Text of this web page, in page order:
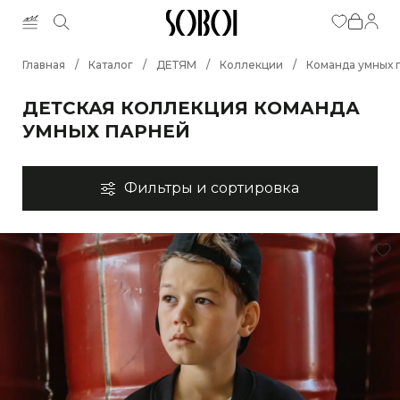
Главная / Каталог / ДЕТЯМ / Коллекции / Команда умных
ДЕТСКАЯ КОЛЛЕКЦИЯ КОМАНДА
УМНЫХ ПАРНЕЙ
Фильтры и сортировка